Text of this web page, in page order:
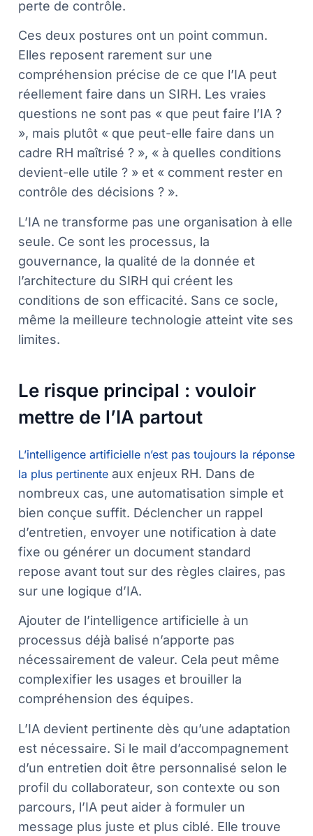
perte de contrôle.
Ces deux postures ont un point commun.
Elles reposent rarement sur une
compréhension précise de ce que l’IA peut
réellement faire dans un SIRH. Les vraies
questions ne sont pas « que peut faire l’IA ?
», mais plutôt « que peut-elle faire dans un
cadre RH maîtrisé ? », « à quelles conditions
devient-elle utile ? » et « comment rester en
contrôle des décisions ? ».
L’IA ne transforme pas une organisation à elle
seule. Ce sont les processus, la
gouvernance, la qualité de la donnée et
l’architecture du SIRH qui créent les
conditions de son efficacité. Sans ce socle,
même la meilleure technologie atteint vite ses
limites.
Le risque principal : vouloir
mettre de l’IA partout
L’intelligence artificielle n’est pas toujours la réponse
la plus pertinente aux enjeux RH. Dans de
nombreux cas, une automatisation simple et
bien conçue suffit. Déclencher un rappel
d’entretien, envoyer une notification à date
fixe ou générer un document standard
repose avant tout sur des règles claires, pas
sur une logique d’IA.
Ajouter de l’intelligence artificielle à un
processus déjà balisé n’apporte pas
nécessairement de valeur. Cela peut même
complexifier les usages et brouiller la
compréhension des équipes.
L’IA devient pertinente dès qu’une adaptation
est nécessaire. Si le mail d’accompagnement
d’un entretien doit être personnalisé selon le
profil du collaborateur, son contexte ou son
parcours, l’IA peut aider à formuler un
message plus juste et plus ciblé. Elle trouve